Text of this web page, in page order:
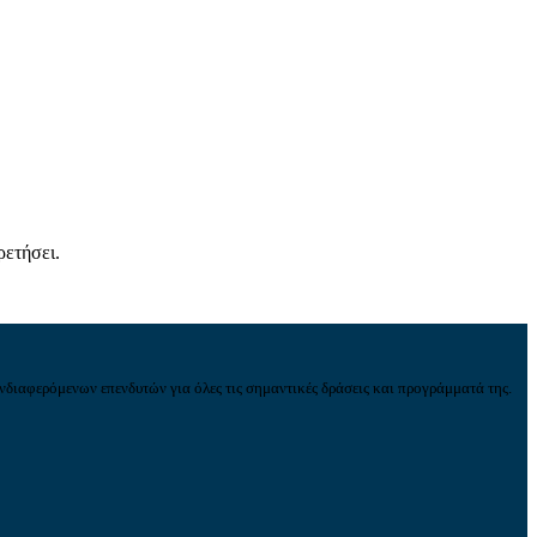
επενδυτών για όλες τις σημαντικές δράσεις και προγράμματά της.